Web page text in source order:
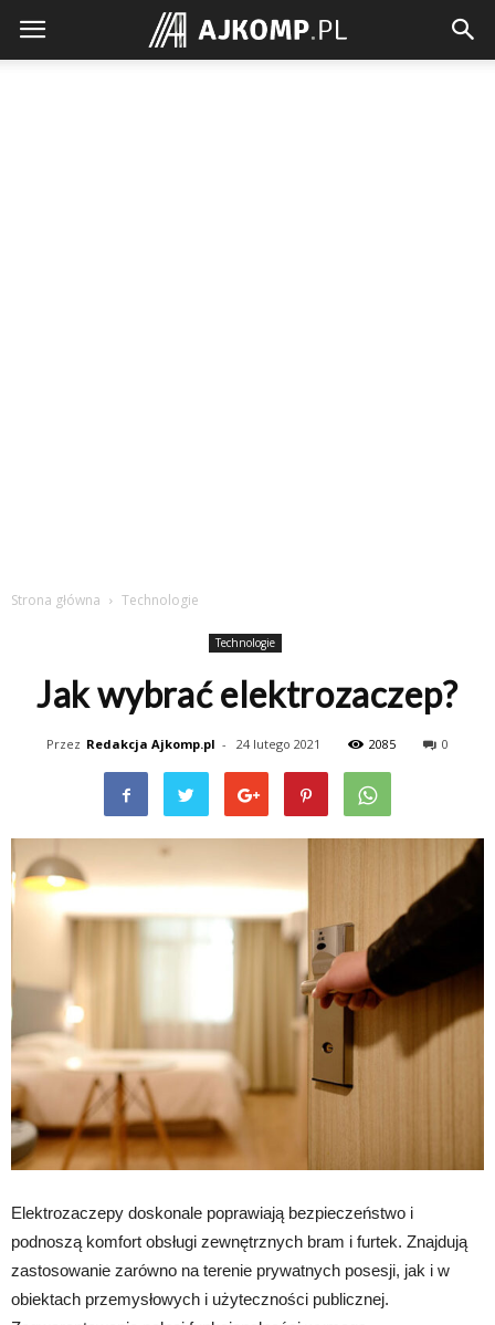
Ajkomp.pl
Strona główna Technologie
Technologie
Jak wybrać elektrozaczep?
Przez Redakcja Ajkomp.pl - 24 lutego 2021 2085 0
Elektrozaczepy doskonale poprawiają bezpieczeństwo i
podnoszą komfort obsługi zewnętrznych bram i furtek. Znajdują
zastosowanie zarówno na terenie prywatnych posesji, jak i w
obiektach przemysłowych i użyteczności publicznej.